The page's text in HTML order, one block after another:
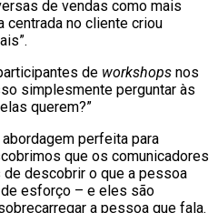
de vendas como mais
centrada no cliente criou
de workshops nos
simplesmente perguntar às
querem?”
perfeita para
que os comunicadores
descobrir o que a pessoa
esforço – e eles são
a pessoa que fala.